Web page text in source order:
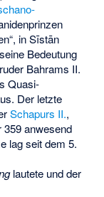
inSīstān
Bedeutung
Bahrams II.
Quasi-
Der letzte
Schapurs II.,
359 anwesend
lag seit dem 5.
lautete und der